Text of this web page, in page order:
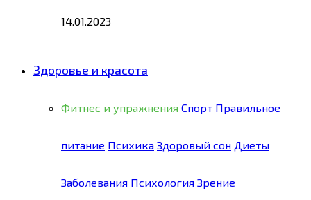
14.01.2023
Здоровье и красота
Фитнес и упражнения Спорт Правильное
питание Психика Здоровый сон Диеты
Заболевания Психология Зрение